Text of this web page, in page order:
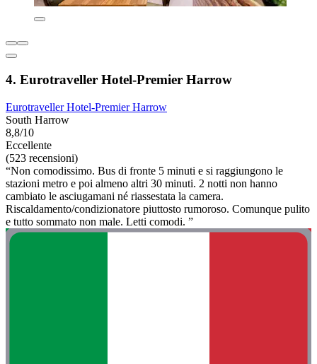
4. Eurotraveller Hotel-Premier Harrow
Eurotraveller Hotel-Premier Harrow
South Harrow
8,8/10
Eccellente
(523 recensioni)
“Non comodissimo. Bus di fronte 5 minuti e si raggiungono le
stazioni metro e poi almeno altri 30 minuti. 2 notti non hanno
cambiato le asciugamani né riassestata la camera.
Riscaldamento/condizionatore piuttosto rumoroso. Comunque pulito
e tutto sommato non male. Letti comodi. ”